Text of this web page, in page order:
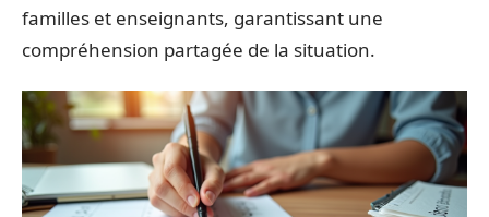
familles et enseignants, garantissant une
compréhension partagée de la situation.